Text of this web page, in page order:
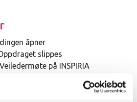
åpner
slippes
på INSPIRIA
Skandinavisk finale i Sverige